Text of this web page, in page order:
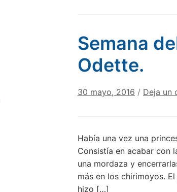
Semana
Odette.
30 mayo, 2016 / Deja un
Había una vez una
Consistía en acabar con
una mordaza y
más en los chirimoyos.
hizo […]